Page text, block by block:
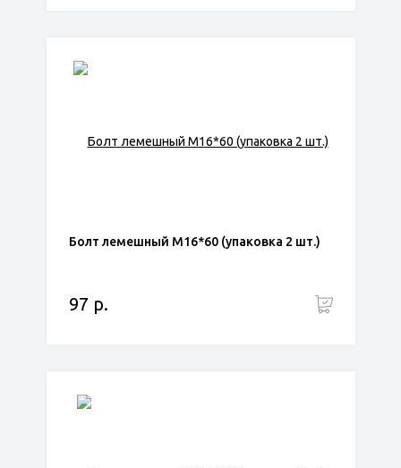
Болт лемешный М16*60 (упаковка 2 шт.)
97 р.